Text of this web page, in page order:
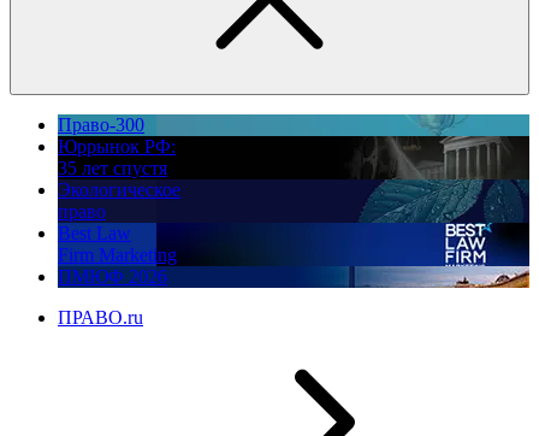
Право-300
Юррынок РФ:
35 лет спустя
Экологическое
право
Best Law
Firm Marketing
ПМЮФ 2026
ПРАВО.ru